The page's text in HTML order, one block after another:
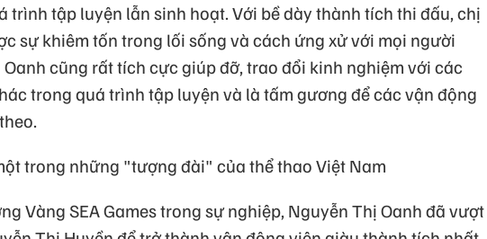
trình tập luyện lẫn sinh hoạt. Với bề dày thành tích thi đấu, chị
sự khiêm tốn trong lối sống và cách ứng xử với mọi người
Oanh cũng rất tích cực giúp đỡ, trao đổi kinh nghiệm với các
trong quá trình tập luyện và là tấm gương để các vận động
trong những "tượng đài" của thể thao Việt Nam
Vàng SEA Games trong sự nghiệp, Nguyễn Thị Oanh đã vượt